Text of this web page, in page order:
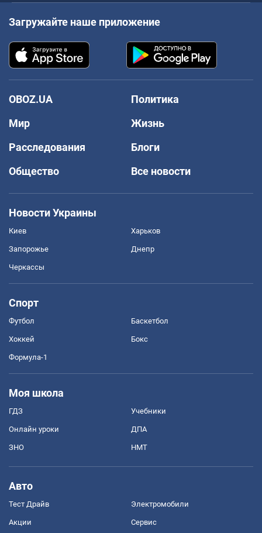
Загружайте наше приложение
OBOZ.UA
Политика
Мир
Жизнь
Расследования
Блоги
Общество
Все новости
Новости Украины
Киев Харьков
Запорожье Днепр
Черкассы
Спорт
Футбол Баскетбол
Хоккей Бокс
Формула-1
Моя школа
ГДЗ Учебники
Онлайн уроки ДПА
ЗНО НМТ
Авто
Тест Драйв Электромобили
Акции Сервис